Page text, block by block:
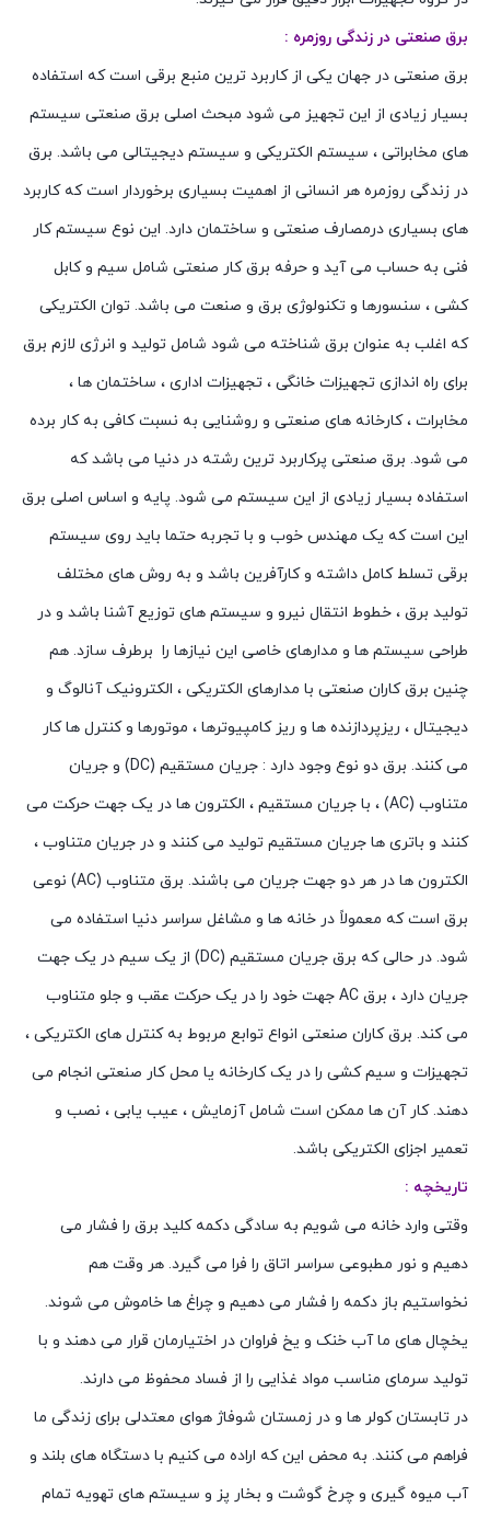
برق صنعتی در زندگی روزمره :
برق صنعتی در جهان یکی از کاربرد ترین منبع برقی است که استفاده
بسیار زیادی از این تجهیز می شود مبحث اصلی برق صنعتی سیستم
های مخابراتی ، سیستم الکتریکی و سیستم دیجیتالی می باشد. برق
در زندگی روزمره هر انسانی از اهمیت بسیاری برخوردار است که کاربرد
های بسیاری درمصارف صنعتی و ساختمان دارد. این نوع سیستم کار
فنی به حساب می آید و حرفه برق کار صنعتی شامل سیم و کابل
کشی ، سنسورها و تکنولوژی برق و صنعت می باشد. توان الکتریکی
که اغلب به عنوان برق شناخته می شود شامل تولید و انرژی لازم برق
برای راه اندازی تجهیزات خانگی ، تجهیزات اداری ، ساختمان ها ،
مخابرات ، کارخانه های صنعتی و روشنایی به نسبت کافی به کار برده
می شود. برق صنعتی پرکاربرد ترین رشته در دنیا می باشد که
استفاده بسیار زیادی از این سیستم می شود. پایه و اساس اصلی برق
این است که یک مهندس خوب و با تجربه حتما باید روی سیستم
برقی تسلط کامل داشته و کارآفرین باشد و به روش های مختلف
تولید برق ، خطوط انتقال نیرو و سیستم های توزیع آشنا باشد و در
طراحی سیستم ها و مدارهای خاصی این نیازها را برطرف سازد. هم
چنین برق کاران صنعتی با مدارهای الکتریکی ، الکترونیک آنالوگ و
دیجیتال ، ریزپردازنده ها و ریز کامپیوترها ، موتورها و کنترل ها کار
می کنند. برق دو نوع وجود دارد : جریان مستقیم (DC) و جریان
متناوب (AC) ، با جریان مستقیم ، الکترون ها در یک جهت حرکت می
کنند و باتری ها جریان مستقیم تولید می کنند و در جریان متناوب ،
الکترون ها در هر دو جهت جریان می باشند. برق متناوب (AC) نوعی
برق است که معمولاً در خانه ها و مشاغل سراسر دنیا استفاده می
شود. در حالی که برق جریان مستقیم (DC) از یک سیم در یک جهت
جریان دارد ، برق AC جهت خود را در یک حرکت عقب و جلو متناوب
می کند. برق کاران صنعتی انواع توابع مربوط به کنترل های الکتریکی ،
تجهیزات و سیم کشی را در یک کارخانه یا محل کار صنعتی انجام می
دهند. کار آن ها ممکن است شامل آزمایش ، عیب یابی ، نصب و
تعمیر اجزای الکتریکی باشد.
تاریخچه :
وقتی وارد خانه می شویم به سادگی دکمه کلید برق را فشار می
دهیم و نور مطبوعی سراسر اتاق را فرا می گیرد. هر وقت هم
نخواستیم باز دکمه را فشار می دهیم و چراغ ها خاموش می شوند.
یخچال های ما آب خنک و یخ فراوان در اختیارمان قرار می دهند و با
تولید سرمای مناسب مواد غذایی را از فساد محفوظ می دارند.
در تابستان کولر ها و در زمستان شوفاژ هوای معتدلی برای زندگی ما
فراهم می کنند. به محض این که اراده می کنیم با دستگاه های بلند و
آب میوه گیری و چرخ گوشت و بخار پز و سیستم های تهویه تمام